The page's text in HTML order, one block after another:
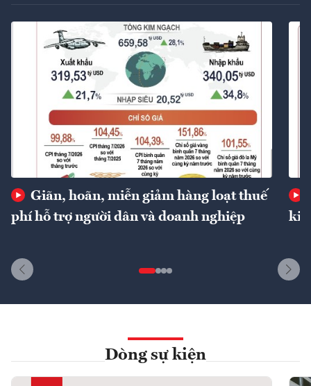
Giãn, hoãn, miễn giảm hàng loạt thuế
phí hỗ trợ người dân và doanh nghiệp
Dòng sự kiện